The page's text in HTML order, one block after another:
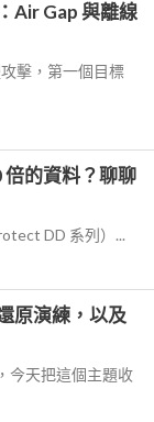
Air Gap 與離線
擊，第一個目標
的資料？聊聊
DD 系列）...
原演練，以及
今天把這個主題收